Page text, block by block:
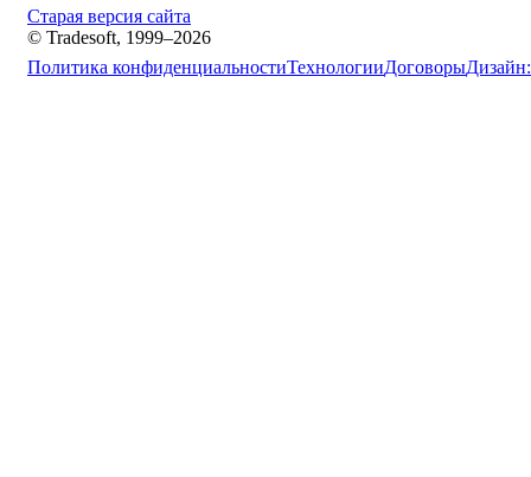
Старая версия сайта
© Tradesoft, 1999–2026
Политика конфиденциальностиТехнологииДоговорыДизайн: